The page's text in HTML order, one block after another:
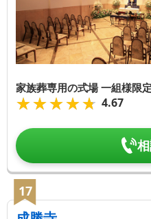
家族葬専用の式場 一組様限
★★★★★
★★★★★ 4.67
17